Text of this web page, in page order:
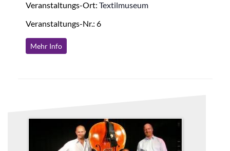
Veranstaltungs-Ort: Textilmuseum
Veranstaltungs-Nr.: 6
Mehr Info